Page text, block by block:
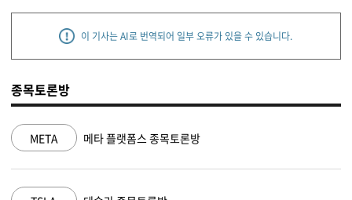
이 기사는 AI로 번역되어 일부 오류가 있을 수 있습니다.
종목토론방
META 메타 플랫폼스 종목토론방